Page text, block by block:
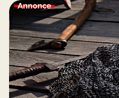
Annonce